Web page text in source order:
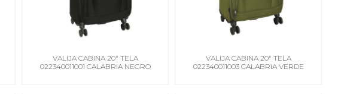
VALIJA CABINA 20" TELA
022340011001 CALABRIA NEGRO
VALIJA CABINA 20" TELA
022340011003 CALABRIA VERDE